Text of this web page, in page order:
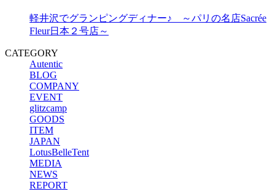
軽井沢でグランピングディナー♪ ～パリの名店Sacrée
Fleur日本２号店～
CATEGORY
Autentic
BLOG
COMPANY
EVENT
glitzcamp
GOODS
ITEM
JAPAN
LotusBelleTent
MEDIA
NEWS
REPORT